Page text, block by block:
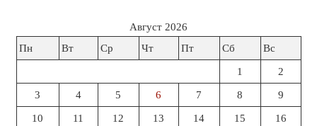
Август 2026
Пн
Вт Ср Чт Пт Сб Вс
1 2
3 4 5 6 7 8 9
10 11 12 13 14 15 16